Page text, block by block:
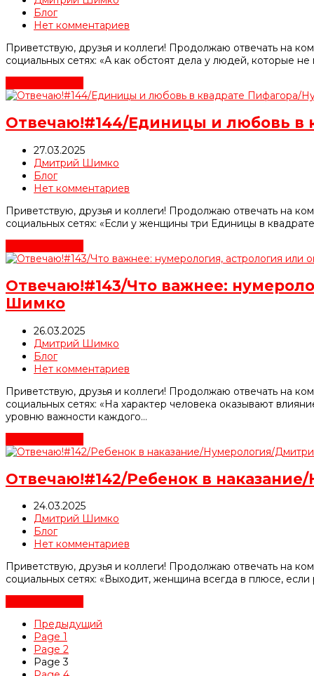
Блог
Нет комментариев
Приветствую, друзья и коллеги! Продолжаю отвечать на
социальных сетях: «А как обстоят дела у людей, которые
Отвечаю!#144/Единицы и любовь
27.03.2025
Дмитрий Шимко
Блог
Нет комментариев
Приветствую, друзья и коллеги! Продолжаю отвечать на
социальных сетях: «Если у женщины три Единицы в
Отвечаю!#143/Что важнее:
Шимко
26.03.2025
Дмитрий Шимко
Блог
Нет комментариев
Приветствую, друзья и коллеги! Продолжаю отвечать на
социальных сетях: «На характер человека оказывают
уровню важности каждого…
Отвечаю!#142/Ребенок в
24.03.2025
Дмитрий Шимко
Блог
Нет комментариев
Приветствую, друзья и коллеги! Продолжаю отвечать на
социальных сетях: «Выходит, женщина всегда в плюсе,
Предыдущий
Page 1
Page 2
Page3